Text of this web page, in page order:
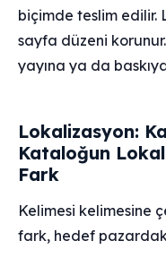
biçimde teslim edilir.
sayfa düzeni
yayına ya da
Lokalizasyon:
Kataloğun
Fark
Kelimesi kelimesine
fark, hedef